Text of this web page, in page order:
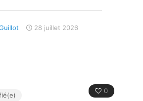
28 juillet 2026
0